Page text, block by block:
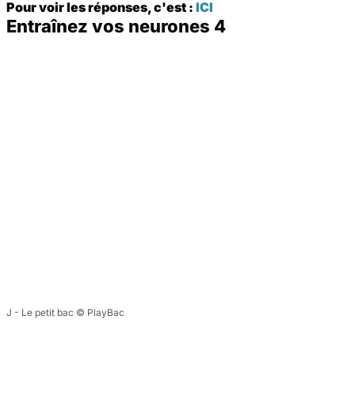
Pour voir les réponses, c'est : ICI
Entraînez vos neurones 4
J - Le petit bac © PlayBac